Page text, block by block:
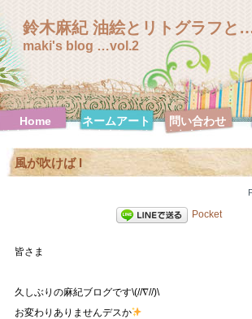
鈴木麻紀 油絵とリトグラフと
maki's blog …vol.2
Home ネームアート 問い合わせ
鈴木麻紀 絵
画特集
鈴木麻紀 絵
画特集【F0
号シリーズ】
鈴木麻紀 絵
画特集
【F100号シ
リーズ】
画特集【F20
画特集【F50
号シリーズ】
画特集【F6
号シリーズ】
風が吹けば I
Pocket
皆さま
久しぶりの麻紀ブログです\(//∇//)\
お変わりありませんデスか